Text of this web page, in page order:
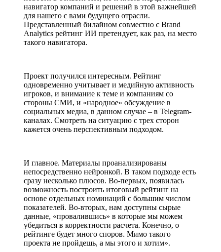
навигатор компаний и решений в этой важнейшей
для нашего с вами будущего отрасли.
Представленный билайном совместно с Brand
Analytics рейтинг ИИ претендует, как раз, на место
такого навигатора.
Проект получился интересным. Рейтинг
одновременно учитывает и медийную активность
игроков, и внимание к теме и компаниям со
стороны СМИ, и «народное» обсуждение в
социальных медиа, в данном случае – в Telegram-
каналах. Смотреть на ситуацию с трех сторон
кажется очень перспективным подходом.
И главное. Материалы проанализированы
непосредственно нейронкой. В таком подходе есть
сразу несколько плюсов. Во-первых, появилась
возможность построить итоговый рейтинг на
основе отдельных номинаций с большим числом
показателей. Во-вторых, нам доступны сырые
данные, «провалившись» в которые мы можем
убедиться в корректности расчета. Конечно, о
рейтинге будет много споров. Мимо такого
проекта не пройдешь, а мы этого и хотим».